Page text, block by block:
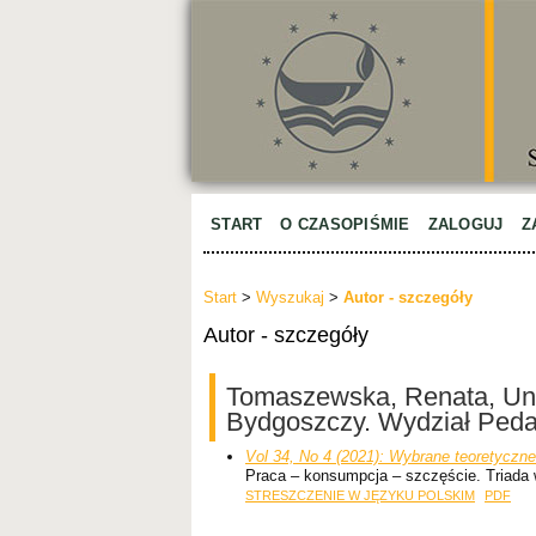
START O CZASOPIŚMIE ZALOGUJ
Start > Wyszukaj > Autor - szczegóły
Autor - szczegóły
Tomaszewska, Renata,
Bydgoszczy. Wydział
Vol 34, No 4 (2021): Wybrane
Praca – konsumpcja – szczęście. Triada
STRESZCZENIE W JĘZYKU POLSKIM PDF